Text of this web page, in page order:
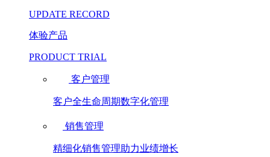
UPDATE RECORD
体验产品
PRODUCT TRIAL
客户管理
客户全生命周期数字化管理
销售管理
精细化销售管理助力业绩增长